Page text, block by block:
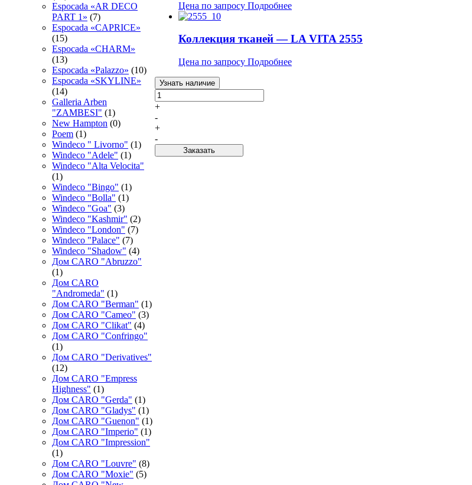
Espocadа «AR DECO
PART 1» (7)
Espocadа «CAPRICE»
(15)
Espocadа «CHARM»
(13)
Espocadа «Palazzo» (10)
Espocadа «SKYLINE»
(14)
Galleria Arben
"ZAMBESI" (1)
New Hampton (0)
Poem (1)
Windeco " Livorno" (1)
Windeco "Adele" (1)
Windeco "Alta Velocita"
(1)
Windeco "Bingo" (1)
Windeco "Bolla" (1)
Windeco "Goa" (3)
Windeco "Kashmir" (2)
Windeco "London" (7)
Windeco "Palace" (7)
Windeco "Shadow" (4)
Дом CARO "Abruzzo"
(1)
Дом CARO
"Andromeda" (1)
Дом CARO "Berman" (1)
Дом CARO "Cameo" (3)
Дом CARO "Clikat" (4)
Дом CARO "Confringo"
(1)
Дом CARO "Derivatives"
(12)
Дом CARO "Empress
Highness" (1)
Дом CARO "Gerda" (1)
Дом CARO "Gladys" (1)
Дом CARO "Guenon" (1)
Дом CARO "Imperio" (1)
Дом CARO "Impression"
(1)
Дом CARO "Louvre" (8)
Дом CARO "Moxie" (5)
Цена по запросу Подробнее
Коллекция тканей — LA VITA 2555
Цена по запросу Подробнее
Узнать наличие
+
-
+
-
Заказать